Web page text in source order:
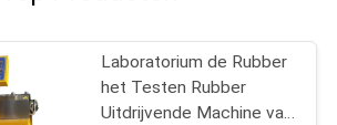
Laboratorium de Rubber
het Testen Rubber
Uitdrijvende Machine van